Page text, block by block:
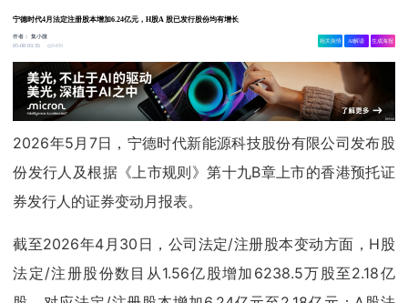
宁德时代4月法定注册股本增加6.24亿元，H股A 股已发行股份均有增长
作者：集小微
05-08 03:35
9499
相关舆情 AI解读 生成海报
2026年5月7日，宁德时代新能源科技股份有限公司发布股
份发行人及根据《上市规则》第十九B章上市的香港预托证
券发行人的证券变动月报表。
截至2026年4月30日，公司法定/注册股本变动方面，H股
法定/注册股份数目从1.56亿股增加6238.5万股至2.18亿